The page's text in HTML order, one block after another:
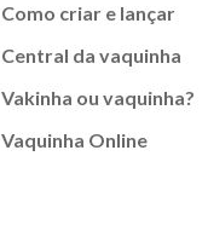
Como criar e lançar
Central da vaquinha
Vakinha ou vaquinha?
Vaquinha Online